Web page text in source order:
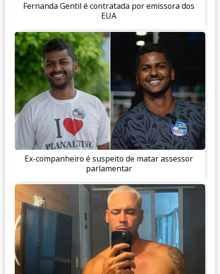
Fernanda Gentil é contratada por emissora dos
EUA
Ex-companheiro é suspeito de matar assessor
parlamentar